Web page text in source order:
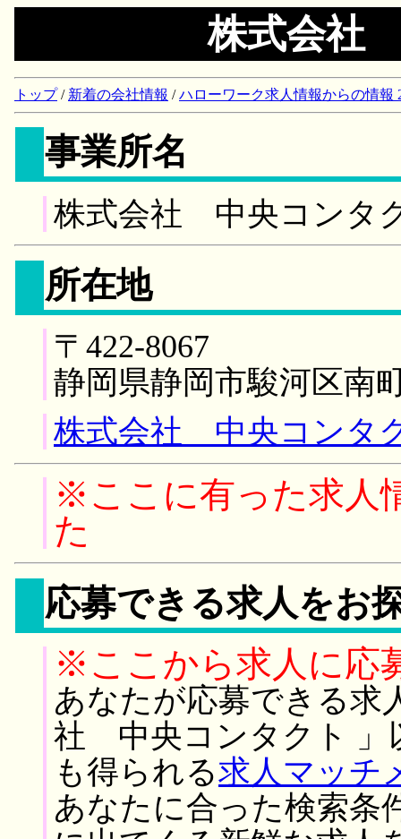
株式会社
トップ/ 新着の会社情報 /ハローワーク求人情報からの情報
事業所名
株式会社 中央コンタ
所在地
〒422-8067
静岡県静岡市駿河区南
株式会社 中央コンタ
※ここに有った求人
た
応募できる求人をお
※ここから求人に応
あなたが応募できる求
社 中央コンタクト 」
も得られる求人マッチ
あなたに合った検索条